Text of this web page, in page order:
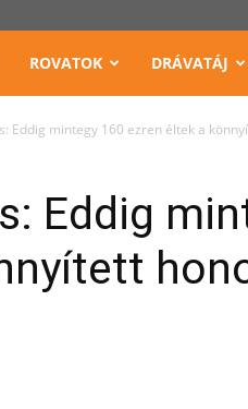
ROVATOK DRÁVATÁJ
Eddig mintegy 160 ezren éltek a
Eddig